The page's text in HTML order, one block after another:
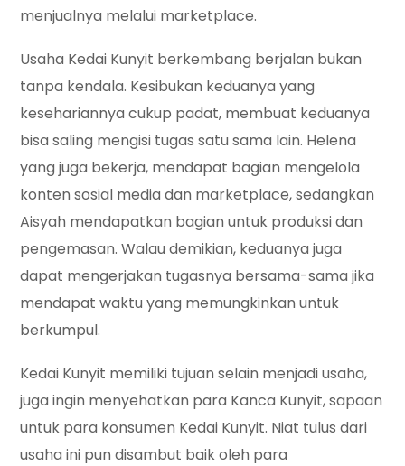
menjualnya melalui marketplace.
Usaha Kedai Kunyit berkembang berjalan bukan
tanpa kendala. Kesibukan keduanya yang
kesehariannya cukup padat, membuat keduanya
bisa saling mengisi tugas satu sama lain. Helena
yang juga bekerja, mendapat bagian mengelola
konten sosial media dan marketplace, sedangkan
Aisyah mendapatkan bagian untuk produksi dan
pengemasan. Walau demikian, keduanya juga
dapat mengerjakan tugasnya bersama-sama jika
mendapat waktu yang memungkinkan untuk
berkumpul.
Kedai Kunyit memiliki tujuan selain menjadi usaha,
juga ingin menyehatkan para Kanca Kunyit, sapaan
untuk para konsumen Kedai Kunyit. Niat tulus dari
usaha ini pun disambut baik oleh para